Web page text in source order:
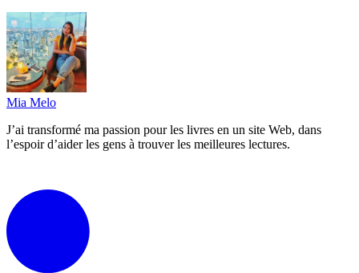
Mia Melo
J’ai transformé ma passion pour les livres en un site Web, dans
l’espoir d’aider les gens à trouver les meilleures lectures.